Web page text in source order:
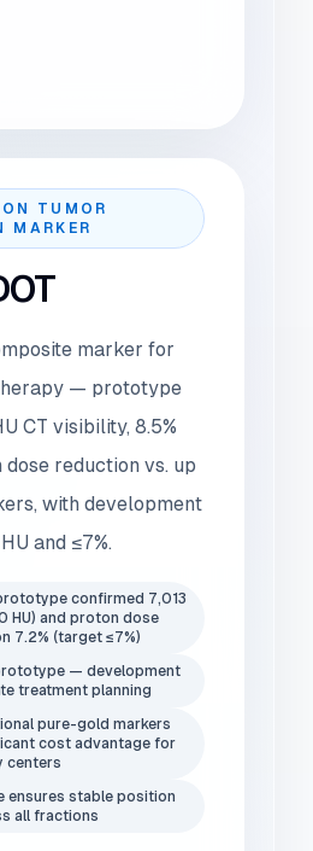
TUMOR
MARKER
marker for
— prototype
CT visibility, 8.5%
reduction vs. up
with development
and ≤7%.
confirmed 7,013
HU) and proton dose
7.2% (target ≤7%)
— development
treatment planning
pure-gold markers
cost advantage for
centers
ensures stable position
all fractions